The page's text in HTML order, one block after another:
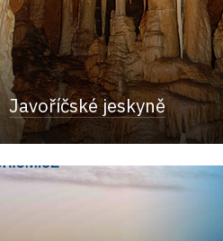
Javoříčské jeskyně